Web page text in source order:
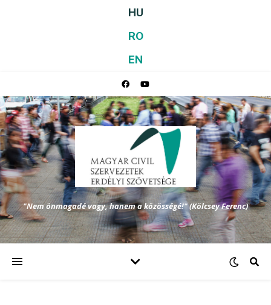
HU
RO
EN
"Nem önmagadé vagy, hanem a közösségé!" (Kölcsey Ferenc)